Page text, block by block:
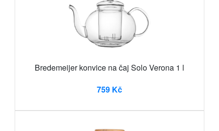
Bredemeijer konvice na čaj Solo Verona 1 l
759 Kč